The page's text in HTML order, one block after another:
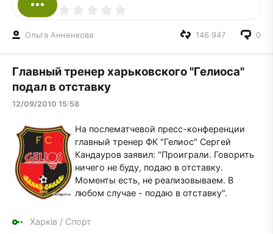
Ольга Анненкова 0
146 947
Главный тренер харьковского "Гелиоса"
подал в отставку
12/09/2010 15:58
На послематчевой пресс-конференции
главный тренер ФК "Гелиос" Сергей
Кандауров заявил: "Проиграли. Говорить
ничего не буду, подаю в отставку.
Моменты есть, не реализовываем. В
любом случае - подаю в отставку".
Харків / Спорт